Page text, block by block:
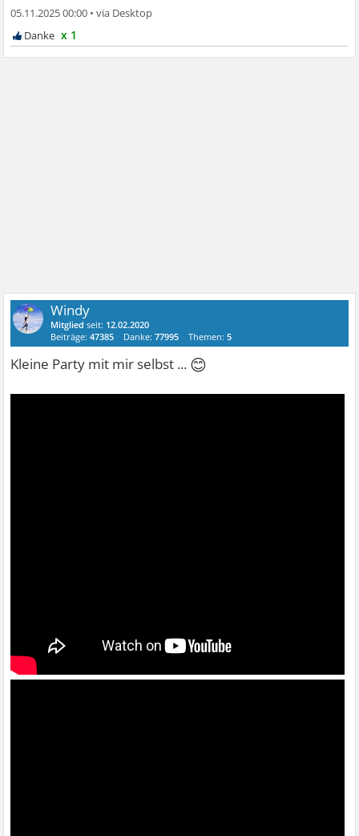
05.11.2025 00:00 •
x 1
Windy
Mitglied seit: 12.02.2020
Beiträge:47385 Danke:77995 Themen:5
Kleine Party mit mir selbst ... 😊